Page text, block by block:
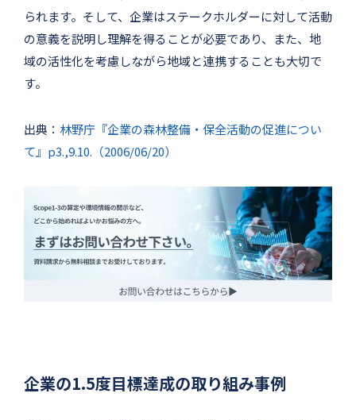
られます。そして、企業はステークホルダーに対して活動
の意義を説明し理解を得ることが必要であり、また、地
域の活性化を考慮しながら地域と連携することも大切で
す。
出典： 林野庁『企業の森林整備・保全活動の促進につい
て』p3.,9.10.（2006/06/20）
企業の1.5度目標達成の取り組み事例